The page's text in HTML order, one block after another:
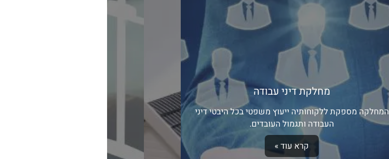
מחלקת דיני עבודה
המחלקה מספקת ללקוחותיה ייעוץ משפטי בכל היבטי דיני
העבודה ותגמול העובדים.
קרא עוד »